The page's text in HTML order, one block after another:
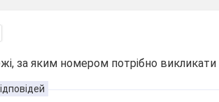
за яким номером потрібно викликати